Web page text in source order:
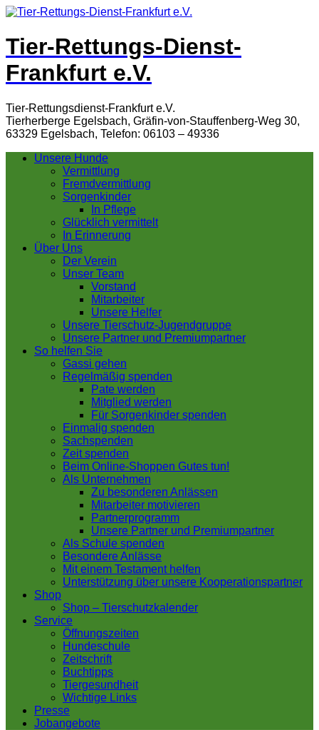
Tier-Rettungs-Dienst-
Frankfurt e.V.
Tier-Rettungsdienst-Frankfurt e.V.
Tierherberge Egelsbach, Gräfin-von-Stauffenberg-Weg 30,
63329 Egelsbach, Telefon: 06103 – 49336
Unsere Hunde
Vermittlung
Fremdvermittlung
Sorgenkinder
In Pflege
Glücklich vermittelt
In Erinnerung
Über Uns
Der Verein
Unser Team
Vorstand
Mitarbeiter
Unsere Helfer
Unsere Tierschutz-Jugendgruppe
Unsere Partner und Premiumpartner
So helfen Sie
Gassi gehen
Regelmäßig spenden
Pate werden
Mitglied werden
Für Sorgenkinder spenden
Einmalig spenden
Sachspenden
Zeit spenden
Beim Online-Shoppen Gutes tun!
Als Unternehmen
Zu besonderen Anlässen
Mitarbeiter motivieren
Partnerprogramm
Unsere Partner und Premiumpartner
Als Schule spenden
Besondere Anlässe
Mit einem Testament helfen
Unterstützung über unsere Kooperationspartner
Shop
Shop – Tierschutzkalender
Service
Öffnungszeiten
Hundeschule
Zeitschrift
Buchtipps
Tiergesundheit
Wichtige Links
Presse
Jobangebote